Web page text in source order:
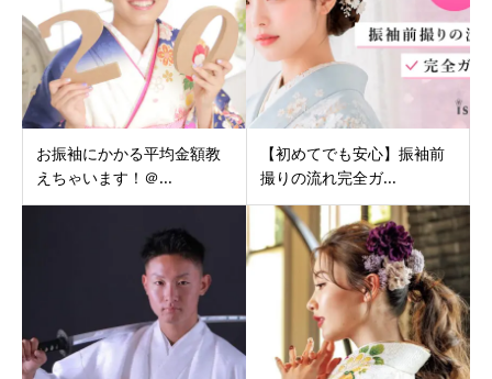
お振袖にかかる平均金額教
えちゃいます！＠...
【初めてでも安心】振袖前
撮りの流れ完全ガ...